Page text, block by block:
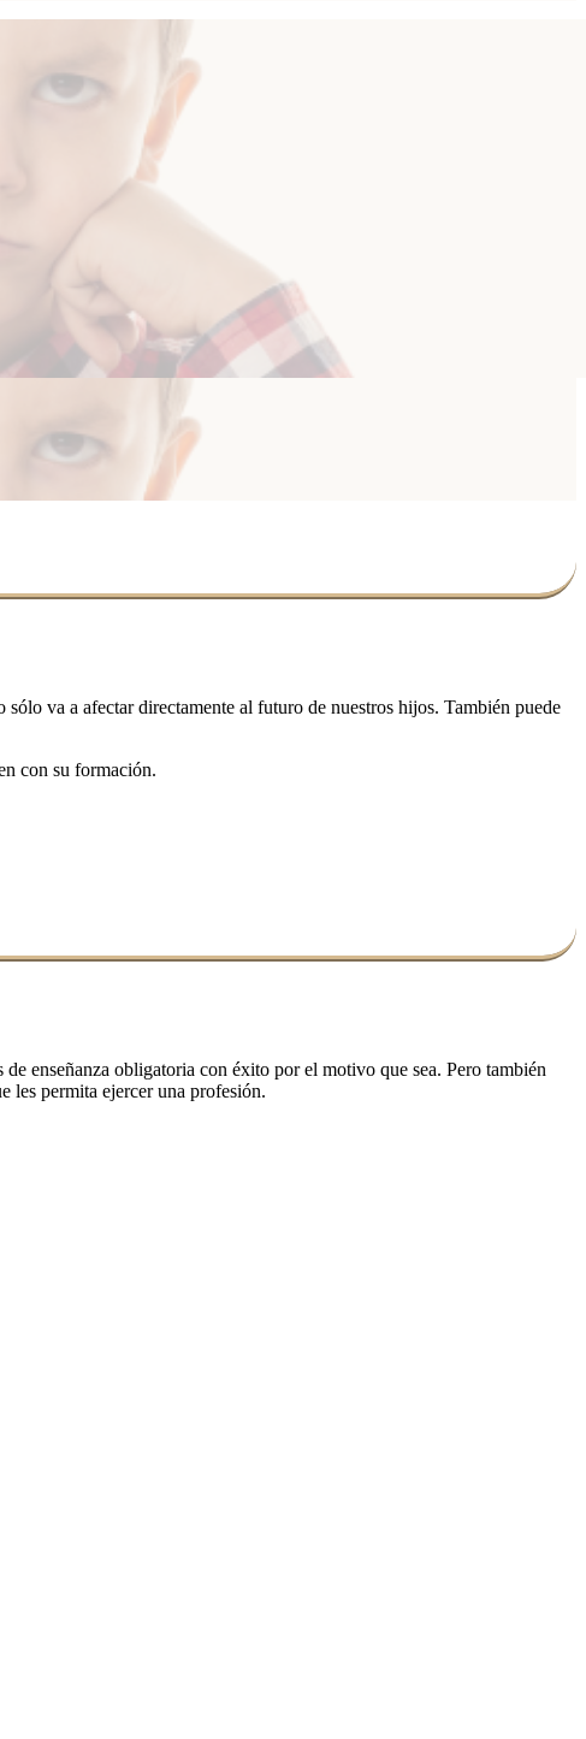
va a afectar directamente al futuro de nuestros hijos. También puede
con su formación.
enseñanza obligatoria con éxito por el motivo que sea. Pero también
les permita ejercer una profesión.